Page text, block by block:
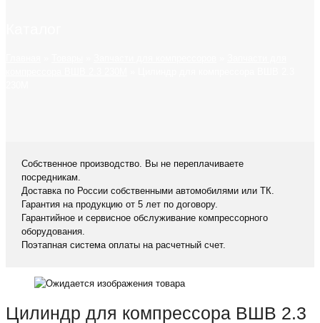
Собственное производство. Вы не переплачиваете
посредникам.
Доставка по России собственными автомобилями или ТК.
Гарантия на продукцию от 5 лет по договору.
Гарантийное и сервисное обслуживание компрессорного
оборудования.
Поэтапная система оплаты на расчетный счет.
Цилиндр для компрессора ВШВ 2.3